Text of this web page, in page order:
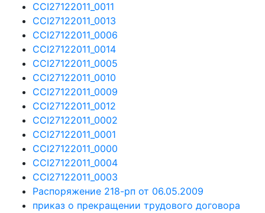
CCI27122011_0011
CCI27122011_0013
CCI27122011_0006
CCI27122011_0014
CCI27122011_0005
CCI27122011_0010
CCI27122011_0009
CCI27122011_0012
CCI27122011_0002
CCI27122011_0001
CCI27122011_0000
CCI27122011_0004
CCI27122011_0003
Распоряжение 218-рп от 06.05.2009
приказ о прекращении трудового договора